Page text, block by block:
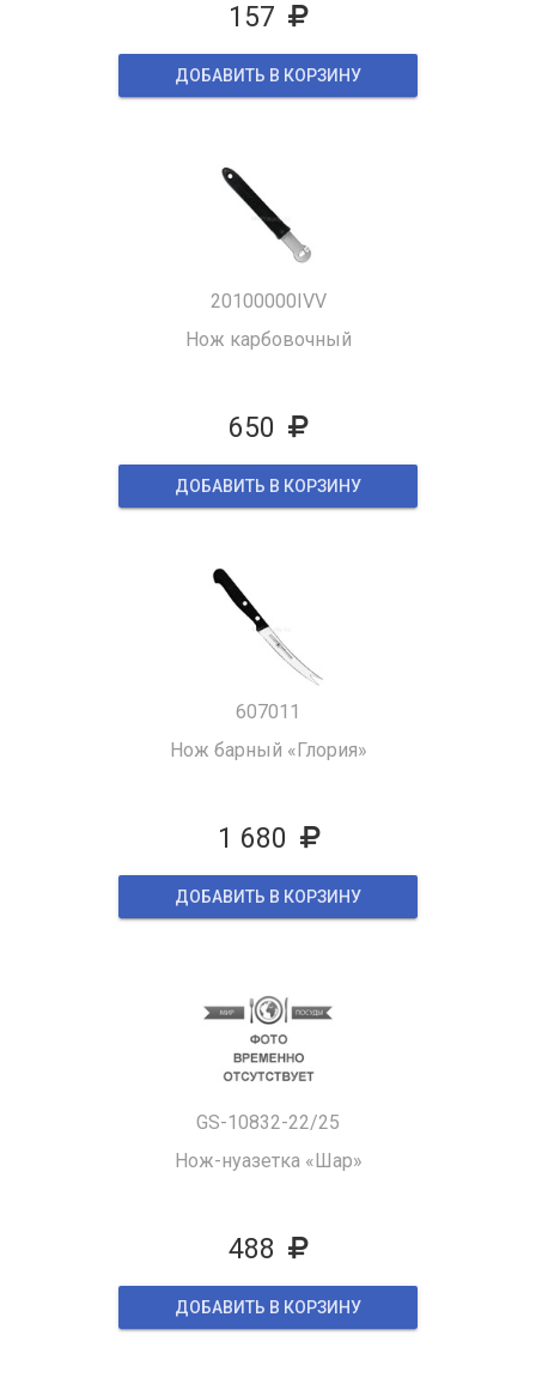
157
ДОБАВИТЬ В КОРЗИНУ
20100000IVV
Нож карбовочный
650
ДОБАВИТЬ В КОРЗИНУ
607011
Нож барный «Глория»
1 680
ДОБАВИТЬ В КОРЗИНУ
GS-10832-22/25
Нож-нуазетка «Шар»
488
ДОБАВИТЬ В КОРЗИНУ